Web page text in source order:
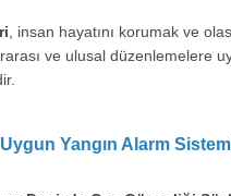
, insan hayatını korumak ve
ve ulusal düzenlemelere
Yangın Alarm